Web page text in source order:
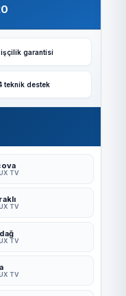
işçilik garantisi
teknik destek
TV
TV
TV
TV